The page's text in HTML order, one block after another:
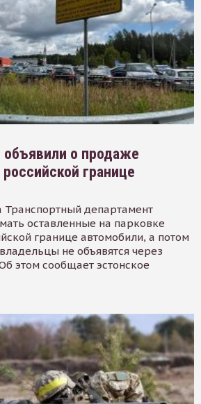
объявили о продаже
границе
Транспортный департамент
оставленные на парковке
границе автомобили, а потом
не объявятся через
этом сообщает эстонское